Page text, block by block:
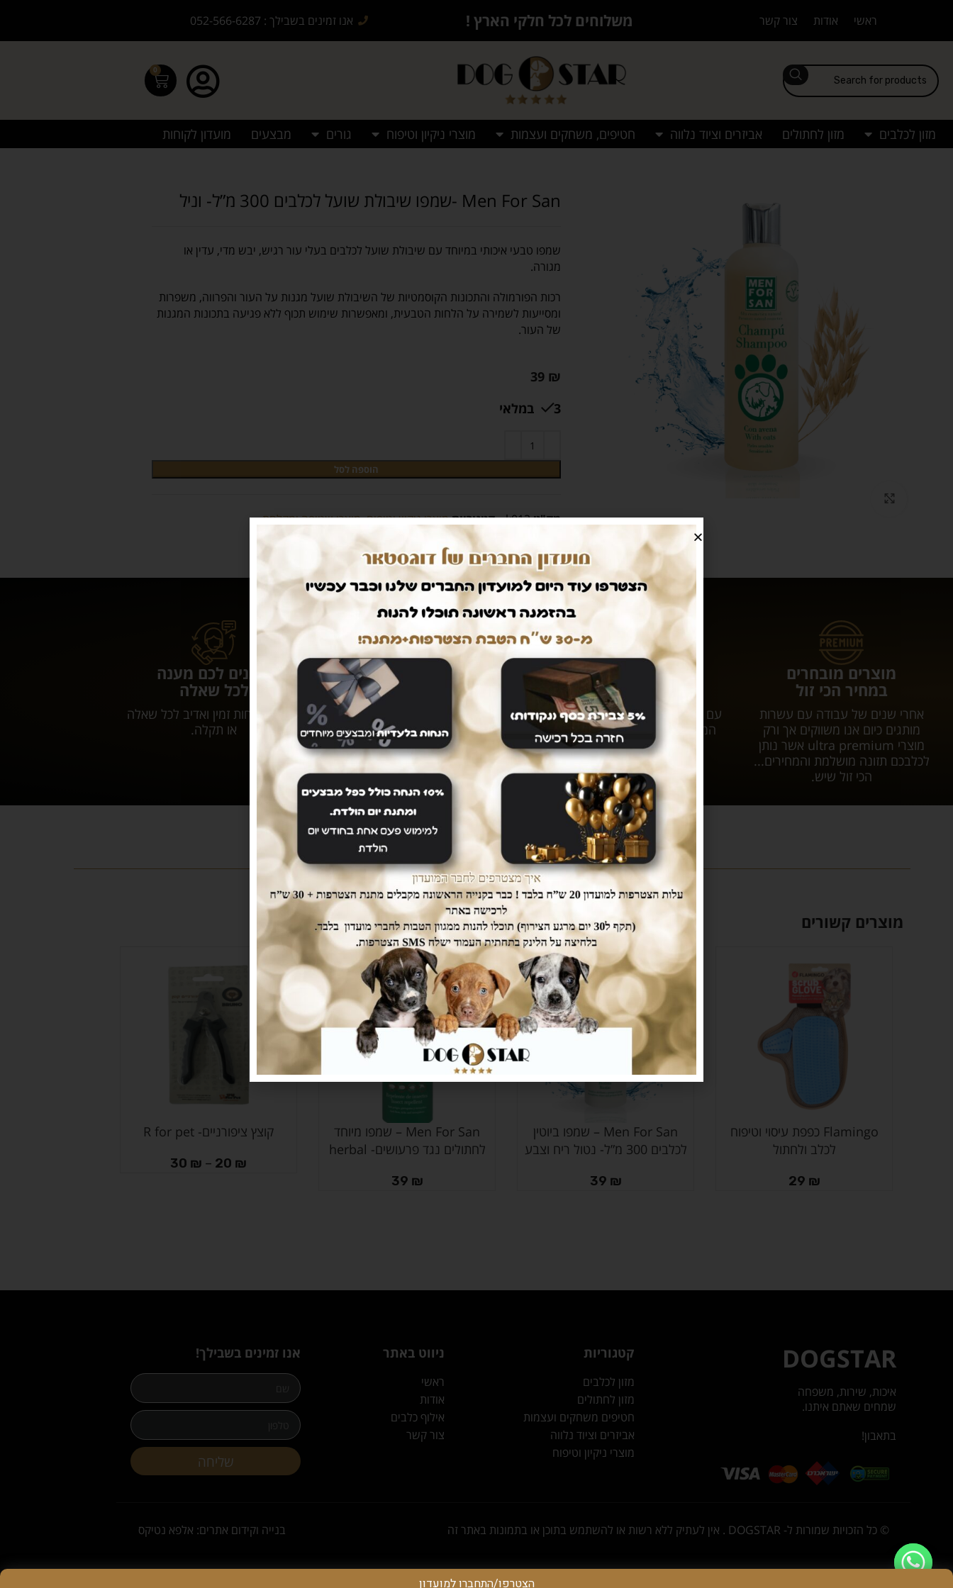
ראשי אודות צור קשר משלוחים לכל חלקי הארץ ! אנו זמינים בשבילך : 052-566-6287
0
מזון לכלבים מזון לחתולים אביזרים וציוד נלווה חטיפים, משחקים ועצמות מוצרי ניקיון וטיפוח גורים מבצעים מועדון לקוחות
Men For San -שמפו שיבולת שועל לכלבים 300 מ”ל- וניל
שמפו טבעי איכותי במיוחד עם שיבולת שועל לכלבים בעלי עור רגיש, יבש מדי, עדין או
מגורה.
רכות הפורמולה והתכונות הקוסמטיות של השיבולת שועל מגנות על העור והפרווה, משפרות
ומסייעות לשמירה על הלחות הטבעית, ומאפשרות שימוש תכוף ללא פגיעה בתכונות המגנות
של העור.
39 ₪
3 במלאי
הוספה לסל
מק"טk012 קטגוריותמוצרי ניקיון וטיפוח,מוצרי שטיפה ומקלחת
מוצרים מובחרים
במחיר הכי זול
אחרי שנים של עבודה עם עשרות
מותגים כיום אנו משווקים אך ורק
מוצרי ultra premium אשר נותן
לכלבכם תזונה מושלמת והמחירים...
הכי זול שיש.
עושים לכם חיים קלים
המשלוחים עלינו
עם dogstar אין צורך לצאת מהבית.
המשלוח יגיע אליכם עד הבית ללא
עלות נוספת.
דואגים לבטחון שלכם
רכישה בטוחה
ממשק הזמנות מאובטח ונגיש אשר
יחסוך לכם זמן יקר בהזמנת המוצרים.
נותנים לכם מענה
לכל שאלה
שירות לקוחות זמין ואדיב לכל שאלה
או תקלה.
מוצרים נוספים
מוצרים קשורים
הוספה לסל
Flamingo כפפת עיסוי וטיפוח
לכלב ולחתול
29 ₪
הוספה לסל
Men For San – שמפו ביוטין
לכלבים 300 מ”ל- נטול ריח וצבע
39 ₪
SOLD
OUT
מידע נוסף
Men For San – שמפו מיוחד
לחתולים נגד פרעושים- herbal
39 ₪
בחר אפשרויות
קוצץ ציפורניים- R for pet
20 ₪
–
30 ₪
DOGSTAR
איכות, שירות, משפחה
שמחים שאתם איתנו.
בתאבון!
קטגוריות
מזון לכלבים
מזון לחתולים
חטיפים משחקים ועצמות
אביזרים וציוד נלווה
מוצרי ניקיון וטיפוח
ניווט באתר
ראשי
אודות
אילוף כלבים
צור קשר
אנו זמינים בשבילך!
שליחה
© כל הזכויות שמורות ל- DOGSTAR . אין לעתיק ללא רשות או להשתמש בתוכן או בתמונות באתר זה בנייה וקידום אתרים: אלפא נטיקס
הצטרפו/התחברו למועדון